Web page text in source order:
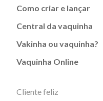
Como criar e lançar
Central da vaquinha
Vakinha ou vaquinha?
Vaquinha Online
Cliente feliz